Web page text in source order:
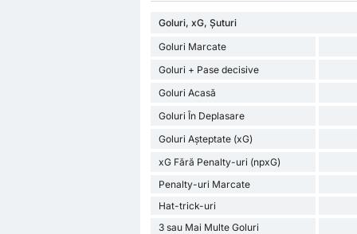
Goluri, xG, Șuturi
Goluri Marcate
Goluri + Pase decisive
Goluri Acasă
Goluri În Deplasare
Goluri Așteptate (xG)
xG Fără Penalty-uri (npxG)
Penalty-uri Marcate
Hat-trick-uri
3 sau Mai Multe Goluri